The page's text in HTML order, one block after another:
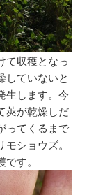
て収穫となっ
していないと
生します。今
莢が乾燥しだ
ってくるまで
ショウズ。
す。